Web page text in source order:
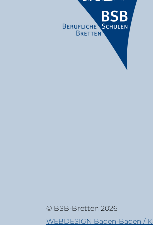
© BSB-Bretten 2026
WEBDESIGN Baden-Baden /